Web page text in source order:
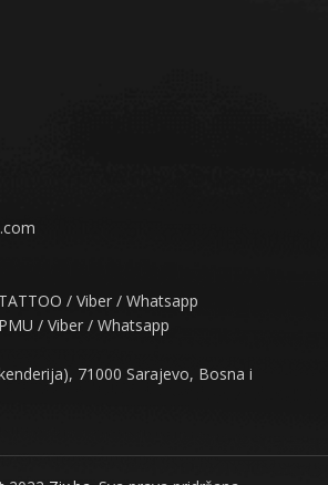
/ Viber / Whatsapp
/ Viber / Whatsapp
71000 Sarajevo, Bosna i